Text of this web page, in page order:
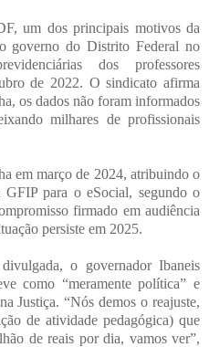
um dos principais motivos da
governo do Distrito Federal no
dos professores
de 2022. O sindicato afirma
os dados não foram informados
milhares de profissionais
em março de 2024, atribuindo o
GFIP para o eSocial, segundo o
firmado em audiência
persiste em 2025.
o governador Ibaneis
como “meramente política” e
Justiça. “Nós demos o reajuste,
de atividade pedagógica) que
de reais por dia, vamos ver”,